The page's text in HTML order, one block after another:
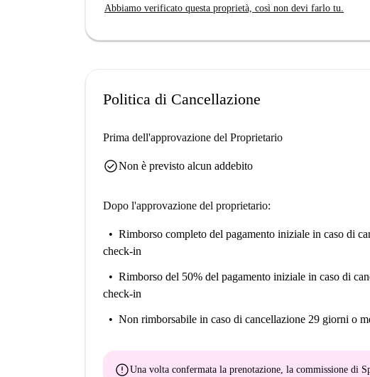
Abbiamo verificato questa proprietà, così non devi farlo tu.
Politica di Cancellazione
Prima dell'approvazione del Proprietario
check_circleNon è previsto alcun addebito
Dopo l'approvazione del proprietario:
Rimborso completo del pagamento iniziale in caso di
check-in
Rimborso del 50% del pagamento iniziale in caso di
check-in
Non rimborsabile in caso di cancellazione 29 giorni o
errorUna volta confermata la prenotazione, la commissione di